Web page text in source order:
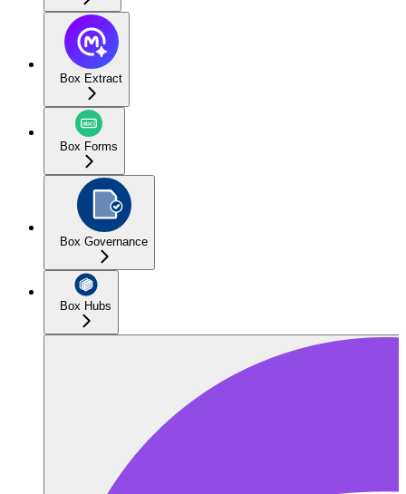
Box Extract
Box Forms
Box Governance
Box Hubs